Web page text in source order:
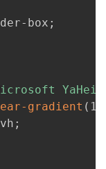
box ;
YaHei'
gradient (
;